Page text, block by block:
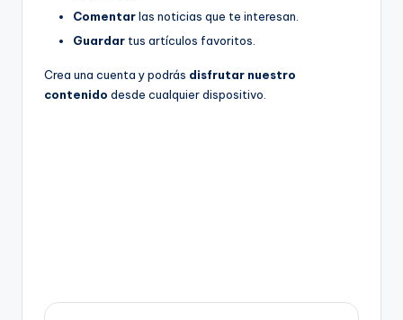
Comentarlas noticias que te interesan.
Guardar tus artículos favoritos.
Crea una cuenta y podrás disfrutar nuestro
contenido desde cualquier dispositivo.